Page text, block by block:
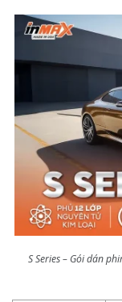
S Series – Gói dán